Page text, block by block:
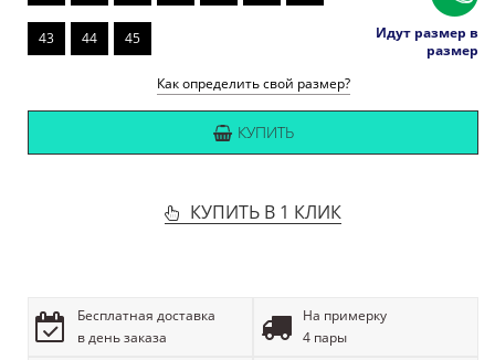
43 44 45
Идут размер в
размер
Как определить свой размер?
КУПИТЬ
КУПИТЬ В 1 КЛИК
Бесплатная доставка
в день заказа
На примерку
4 пары